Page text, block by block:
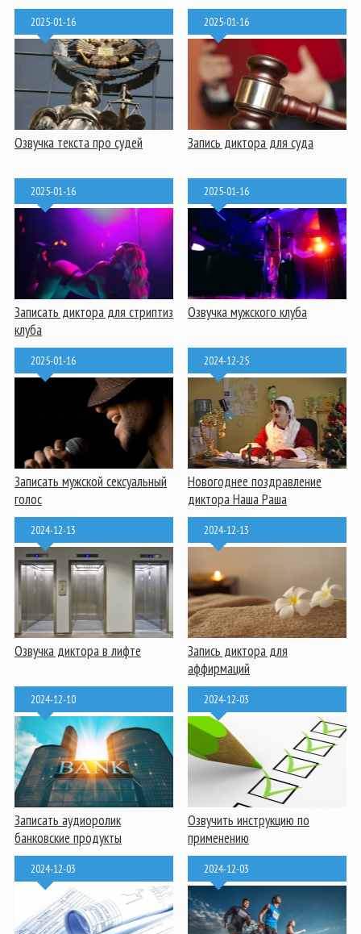
2025-01-16
Озвучка текста про судей
2025-01-16
Запись диктора для суда
2025-01-16
Записать диктора для стриптиз
клуба
2025-01-16
Озвучка мужского клуба
2025-01-16
Записать мужской сексуальный
голос
2024-12-25
Новогоднее поздравление
диктора Наша Раша
2024-12-13
Озвучка диктора в лифте
2024-12-13
Запись диктора для
аффирмаций
2024-12-10
Записать аудиоролик
банковские продукты
2024-12-03
Озвучить инструкцию по
применению
2024-12-03 2024-12-03